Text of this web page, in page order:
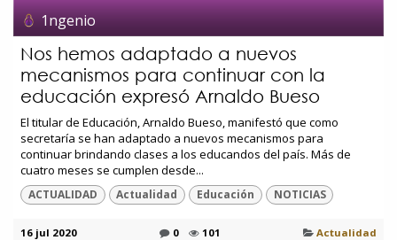
1ngenio
Nos hemos adaptado a nuevos
mecanismos para continuar con la
educación expresó Arnaldo Bueso
El titular de Educación, Arnaldo Bueso, manifestó que como
secretaría se han adaptado a nuevos mecanismos para
continuar brindando clases a los educandos del país. Más de
cuatro meses se cumplen desde...
ACTUALIDAD Actualidad Educación NOTICIAS
16 jul 2020 0 101 Actualidad